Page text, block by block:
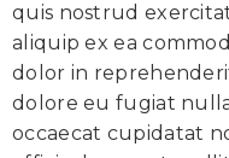
quis nostrud
aliquip ex ea
dolor in
dolore eu fugiat
occaecat cupidatat